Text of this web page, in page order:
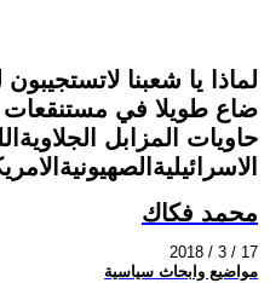
لماذا يا شعبنا
ضاع طويلا في مستنقعات
حاويات المزابل
محمد فكاك
2018 / 3 / 17
مواضيع وابحاث سياسية